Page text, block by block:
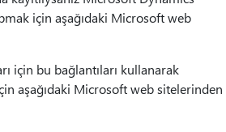
için aşağıdaki Microsoft web
için bu bağlantıları kullanarak
aşağıdaki Microsoft web sitelerinden